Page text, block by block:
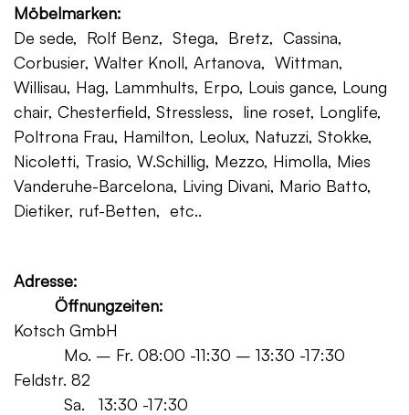
Möbelmarken:
De sede, Rolf Benz, Stega, Bretz, Cassina,
Corbusier, Walter Knoll, Artanova, Wittman,
Willisau, Hag, Lammhults, Erpo, Louis gance, Loung
chair, Chesterfield, Stressless, line roset, Longlife,
Poltrona Frau, Hamilton, Leolux, Natuzzi, Stokke,
Nicoletti, Trasio, W.Schillig, Mezzo, Himolla, Mies
Vanderuhe-Barcelona, Living Divani, Mario Batto,
Dietiker, ruf-Betten, etc..
Adresse:
Öffnungzeiten:
Kotsch GmbH
Mo. – Fr. 08:00 -11:30 – 13:30 -17:30
Feldstr. 82
Sa. 13:30 -17:30